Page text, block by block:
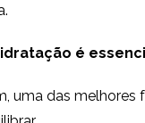
é
uma das melhores